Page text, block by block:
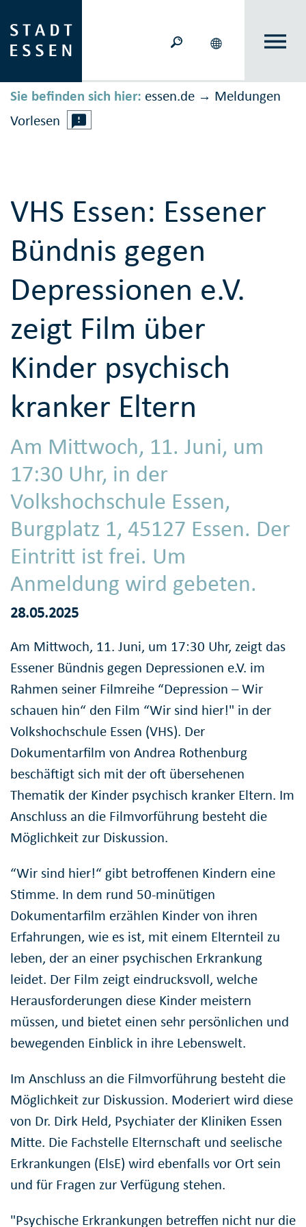
Sie befinden sich hier: essen.de → Meldungen
Vorlesen
VHS Essen: Essener
Bündnis gegen
Depressionen e.V.
zeigt Film über
Kinder psychisch
kranker Eltern
Am Mittwoch, 11. Juni, um
17:30 Uhr, in der
Volkshochschule Essen,
Burgplatz 1, 45127 Essen. Der
Eintritt ist frei. Um
Anmeldung wird gebeten.
28.05.2025
Am Mittwoch, 11. Juni, um 17:30 Uhr, zeigt das
Essener Bündnis gegen Depressionen e.V. im
Rahmen seiner Filmreihe “Depression – Wir
schauen hin“ den Film “Wir sind hier!" in der
Volkshochschule Essen (VHS). Der
Dokumentarfilm von Andrea Rothenburg
beschäftigt sich mit der oft übersehenen
Thematik der Kinder psychisch kranker Eltern. Im
Anschluss an die Filmvorführung besteht die
Möglichkeit zur Diskussion.
“Wir sind hier!“ gibt betroffenen Kindern eine
Stimme. In dem rund 50-minütigen
Dokumentarfilm erzählen Kinder von ihren
Erfahrungen, wie es ist, mit einem Elternteil zu
leben, der an einer psychischen Erkrankung
leidet. Der Film zeigt eindrucksvoll, welche
Herausforderungen diese Kinder meistern
müssen, und bietet einen sehr persönlichen und
bewegenden Einblick in ihre Lebenswelt.
Im Anschluss an die Filmvorführung besteht die
Möglichkeit zur Diskussion. Moderiert wird diese
von Dr. Dirk Held, Psychiater der Kliniken Essen
Mitte. Die Fachstelle Elternschaft und seelische
Erkrankungen (ElsE) wird ebenfalls vor Ort sein
und für Fragen zur Verfügung stehen.
"Psychische Erkrankungen betreffen nicht nur die